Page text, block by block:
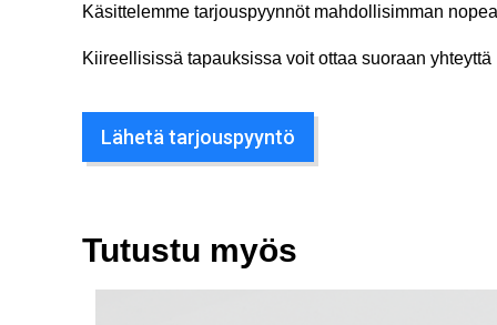
Käsittelemme tarjouspyynnöt mahdollisimman
Kiireellisissä tapauksissa voit ottaa suoraan
Lähetä tarjouspyyntö
Tutustu myös